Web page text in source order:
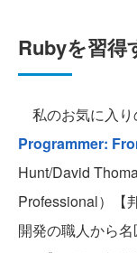
Rubyを習得
私のお気に入り
Programmer:
Hunt/David
Professional）【
開発の職人から